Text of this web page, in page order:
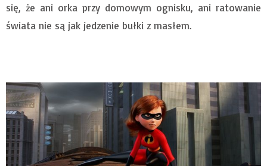
się, że ani orka przy domowym ognisku, ani ratowanie
świata nie są jak jedzenie bułki z masłem.